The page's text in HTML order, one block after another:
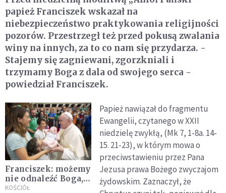
papież Franciszek wskazał na
niebezpieczeństwo praktykowania religijności
pozorów. Przestrzegł też przed pokusą zwalania
winy na innych, za to co nam się przydarza. -
Stajemy się zagniewani, zgorzkniali i
trzymamy Boga z dala od swojego serca -
powiedział Franciszek.
Franciszek: możemy
nie odnaleźć Boga,
bo zatracimy się w
KOŚCIÓŁ
Papież nawiązał do fragmentu
Ewangelii, czytanego w XXII
niedzielę zwykłą, (Mk 7, 1-8a. 14-
15. 21-23), w którym mowa o
przeciwstawieniu przez Pana
Jezusa prawa Bożego zwyczajom
żydowskim. Zaznaczył, że